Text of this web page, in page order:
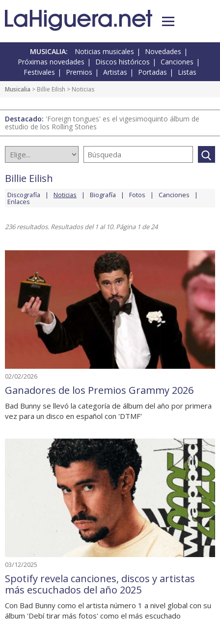
MUSICALIA: Noticias musicales
Novedades
Próximas novedades
Discos históricos
Canciones
Festivales
Premios Artistas Portadas Listas
Musicalia > Billie Eilish > Noticias
Destacado: 'Foreign tongues' es el vigesimoquinto álbum de
estudio de los Rolling Stones
Billie Eilish
Discografía Noticias Biografía Fotos Canciones
Enlaces
236 resultados. Resultados del 1 al 10. Página 1 de 24
02/02/2026
Ganadores de los Premios Grammy 2026
Bad Bunny se llevó la categoría de álbum del año por primera
vez para un disco en español con 'DTMF'
03/12/2025
Spotify revela canciones, discos y artistas
más escuchados del año 2025
Con Bad Bunny como el artista número 1 a nivel global con su
álbum 'Debí tirar más fotos' como el más escuchado